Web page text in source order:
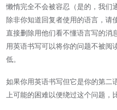
懒惰完全不会被容忍（是的，我们
除非你知道回复者使用的语言，请
直接删除用他们看不懂语言写的消
用英语书写可以将你的问题不被阅
低。
如果你用英语书写但它是你的第二
上可能的困难以便绕过这个问题，